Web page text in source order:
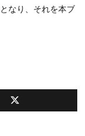
となり、それを本ブ